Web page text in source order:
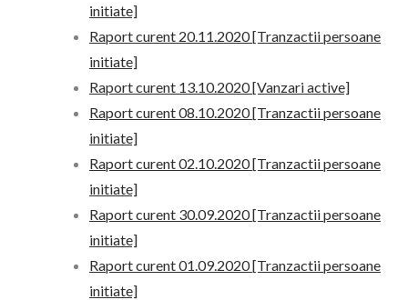
initiate]
Raport curent 20.11.2020 [Tranzactii persoane
initiate]
Raport curent 13.10.2020 [Vanzari active]
Raport curent 08.10.2020 [Tranzactii persoane
initiate]
Raport curent 02.10.2020 [Tranzactii persoane
initiate]
Raport curent 30.09.2020 [Tranzactii persoane
initiate]
Raport curent 01.09.2020 [Tranzactii persoane
initiate]